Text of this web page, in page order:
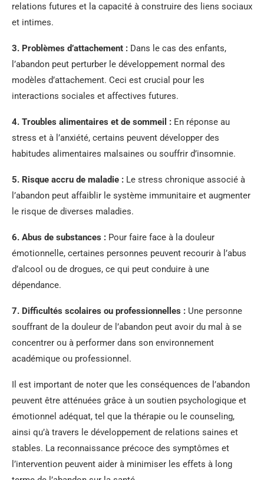
relations futures et la capacité à construire des liens sociaux
et intimes.
3. Problèmes d’attachement : Dans le cas des enfants,
l’abandon peut perturber le développement normal des
modèles d’attachement. Ceci est crucial pour les
interactions sociales et affectives futures.
4. Troubles alimentaires et de sommeil : En réponse au
stress et à l’anxiété, certains peuvent développer des
habitudes alimentaires malsaines ou souffrir d’insomnie.
5. Risque accru de maladie : Le stress chronique associé à
l’abandon peut affaiblir le système immunitaire et augmenter
le risque de diverses maladies.
6. Abus de substances : Pour faire face à la douleur
émotionnelle, certaines personnes peuvent recourir à l’abus
d’alcool ou de drogues, ce qui peut conduire à une
dépendance.
7. Difficultés scolaires ou professionnelles : Une personne
souffrant de la douleur de l’abandon peut avoir du mal à se
concentrer ou à performer dans son environnement
académique ou professionnel.
Il est important de noter que les conséquences de l’abandon
peuvent être atténuées grâce à un soutien psychologique et
émotionnel adéquat, tel que la thérapie ou le counseling,
ainsi qu’à travers le développement de relations saines et
stables. La reconnaissance précoce des symptômes et
l’intervention peuvent aider à minimiser les effets à long